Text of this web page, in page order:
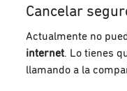
Cancelar
Actualmente no
internet. Lo tienes
llamando a la